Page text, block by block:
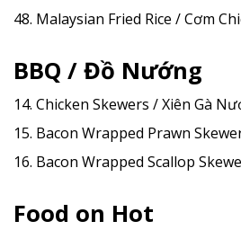
48. Malaysian Fried Rice / Cơm
BBQ / Đồ Nướng
14. Chicken Skewers / Xiên Gà
Food on Hot